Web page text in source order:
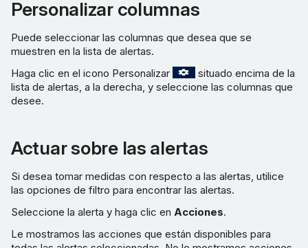
Personalizar columnas
Puede seleccionar las columnas que desea que se
muestren en la lista de alertas.
Haga clic en el icono Personalizar
situado encima de la
lista de alertas, a la derecha, y seleccione las columnas que
desee.
Actuar sobre las alertas
Si desea tomar medidas con respecto a las alertas, utilice
las opciones de filtro para encontrar las alertas.
Seleccione la alerta y haga clic en Acciones.
Le mostramos las acciones que están disponibles para